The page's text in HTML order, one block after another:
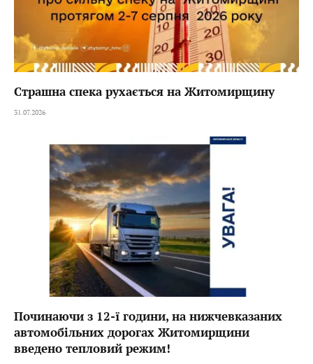
Страшна спека рухається на Житомирщину
31.07.2026
Починаючи з 12-ї години, на нижчевказаних
автомобільних дорогах Житомирщини
введено тепловий режим!